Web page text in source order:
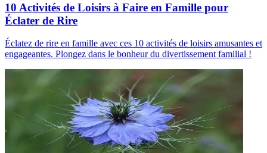
10 Activités de Loisirs à Faire en Famille pour
Éclater de Rire
Éclatez de rire en famille avec ces 10 activités de loisirs amusantes et
engageantes. Plongez dans le bonheur du divertissement familial !